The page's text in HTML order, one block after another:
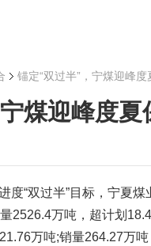
锚定“双过半”，宁煤迎峰度
煤迎峰度夏
度“双过半”目标，宁夏
2526.4万吨，超计划
万吨;销量264.27万